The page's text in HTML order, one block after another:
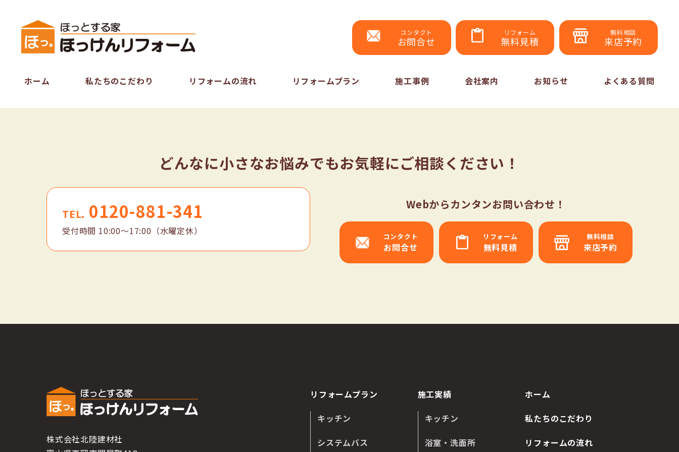
コンタクト
お問合せ
リフォーム
無料見積
無料相談
来店予約
ホーム 私たちのこだわり リフォームの流れ リフォームプラン 施工事例 会社案内 お知らせ よくある質問
どんなに小さなお悩みでもお気軽にご相談ください！
TEL. 0120-881-341
受付時間 10:00〜17:00（水曜定休）
Webからカンタンお問い合わせ！
コンタクト
お問合せ
リフォーム
無料見積
無料相談
来店予約
株式会社北陸建材社
リフォームプラン
キッチン
システムバス
施工実績
キッチン
浴室・洗面所
ホーム
私たちのこだわり
リフォームの流れ